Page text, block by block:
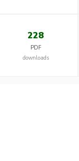
228
PDF
downloads